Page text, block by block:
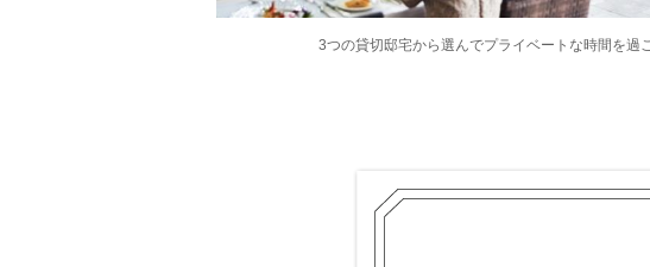
3つの貸切邸宅から選んでプライベートな時間を過